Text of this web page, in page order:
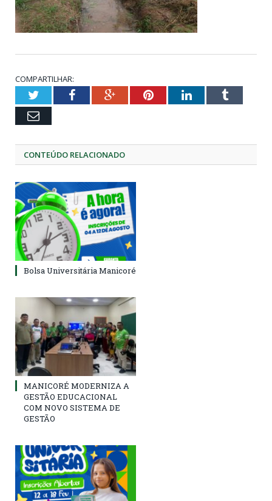
COMPARTILHAR:
TwitterFacebookGoogle+PinterestLinkedInTumblr
Email
CONTEÚDO RELACIONADO
Bolsa Universitária Manicoré
MANICORÉ MODERNIZA A
GESTÃO EDUCACIONAL
COM NOVO SISTEMA DE
GESTÃO